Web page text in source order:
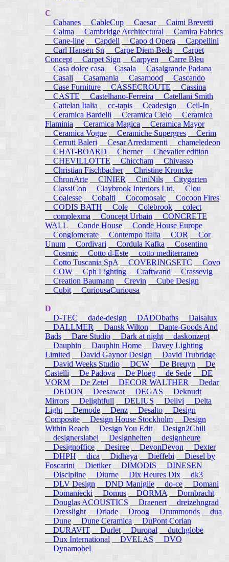
C
Cabanes
CableCup Caesar
Caimi Brevetti
Calma
Cambridge Architectural
Camira Fabrics
Cane-line
Capdell Capo d Opera
Cappellini
Carl Hansen Sn
Carpe Diem Beds
Carpet
Concept
Carpet Sign Carpyen
Carre Bleu
Casa dolce casa
Casala
Casalgrande Padana
Casali
Casamania Casamood
Cascando
Case Furniture
CASSECROUTE
Cassina
CASTE
Castelhano-Ferreira
Catellani Smith
Cattelan Italia
cc-tapis Ceadesign
Ceil-In
Ceramica Bardelli
Ceramica Cielo
Ceramica
Flaminia
Ceramica Magica
Ceramica Mayor
Ceramica Vogue
Ceramiche Supergres Cerim
Cerruti Baleri
Cesar Arredamenti
chameledeon
CHAT-BOARD
Cherner
Chevalier edition
CHEVILLOTTE
Chiccham
Chivasso
Christian Fischbacher
Christine Kroncke
ChronArte
CINIER CiniNils
Citygarten
ClassiCon
Claybrook Interiors Ltd.
Clou
Coalesse
Cobalti Cocomosaic
Cocoon Fires
CODIS BATH
Cole Colebrook
colect
complexma
Concept Urbain
CONCRETE
WALL
Conde House
Conde House Europe
Conglomerate
Contempo Italia COR
Cor
Unum
Cordivari Cordula Kafka
Cosentino
Cosmic
Cotto d-Este
cotto mediterraneo
Cotto Tuscania SpA
COVERINGSETC
Covo
COW
Cph Lighting Craftwand
Crassevig
Creation Baumann
Crevin
Cube Design
Cubit
CuriousaCuriousa
D
D-TEC
dade-design DADObaths
Daisalux
DALLMER
Dansk Wilton
Dante-Goods And
Bads
Dare Studio Dark at night
daskonzept
Dauphin
Dauphin Home
Davey Lighting
Limited
David Gaynor Design
David Trubridge
David Weeks Studio
DCW De Breuyn
De
Castelli
De Padova De Ploeg de Sede
DE
VORM
De Zetel DECOR WALTHER
Dedar
DEDON
Deesawat DEGAS
Deknudt
Mirrors
Delightfull DELIUS Delivi
Delta
Light
Demode Denz Desalto
Design
Composite
Design House Stockholm
Design
Within Reach
Design You Edit
Design2Chill
designerslabel
Designheiten
designheure
Designoffice
Desiree DevonDevon
Dexter
DHPH
dica Didheya Dieffebi
Diesel by
Foscarini
Dietiker DIMODIS
DINESEN
Discipline
Diurne Dix Heures Dix
dk3
DLV Design
DND Maniglie do-ce
Domani
Domaniecki
Domus DORMA
Dornbracht
Douglas ACOUSTICS
Draenert
dreizehngrad
Dresslight Driade Droog Drummonds
dua
Dune
Dune Ceramica
DuPont Corian
DURAVIT
Durlet Duropal
dutchglobe
Dux International
DVELAS
DVO
Dynamobel